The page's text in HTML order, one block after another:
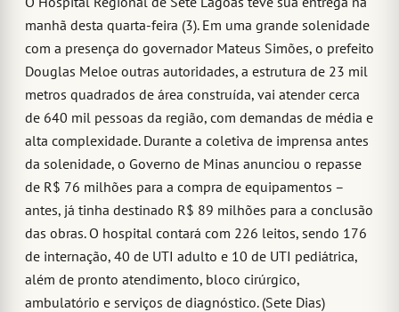
manhã desta quarta-feira (3). Em uma grande solenidade
com a presença do governador Mateus Simões, o prefeito
Douglas Meloe outras autoridades, a estrutura de 23 mil
metros quadrados de área construída, vai atender cerca
de 640 mil pessoas da região, com demandas de média e
alta complexidade. Durante a coletiva de imprensa antes
da solenidade, o Governo de Minas anunciou o repasse
de R$ 76 milhões para a compra de equipamentos –
antes, já tinha destinado R$ 89 milhões para a conclusão
das obras. O hospital contará com 226 leitos, sendo 176
de internação, 40 de UTI adulto e 10 de UTI pediátrica,
além de pronto atendimento, bloco cirúrgico,
ambulatório e serviços de diagnóstico. (Sete Dias)